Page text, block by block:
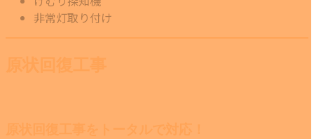
非常灯取り付け
原状回復工事
原状回復工事をトータルで対応！